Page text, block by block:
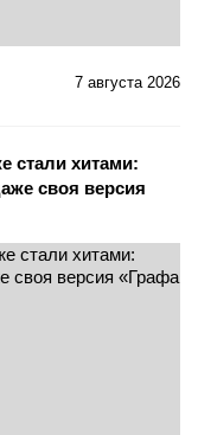
7 августа 2026
стали хитами:
своя версия